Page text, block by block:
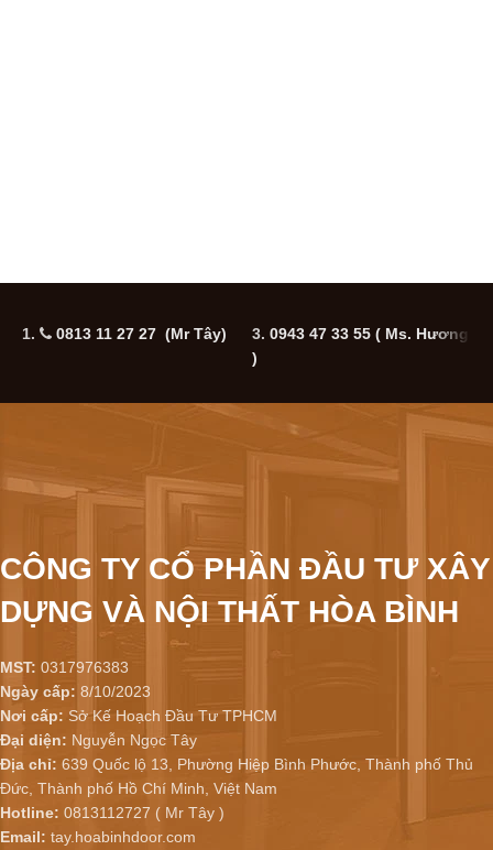
1. 0813 11 27 27 (Mr Tây) 3. 0943 47 33 55 ( Ms. Hương
)
CÔNG TY CỔ PHẦN ĐẦU TƯ XÂY
DỰNG VÀ NỘI THẤT HÒA BÌNH
MST: 0317976383
Ngày cấp: 8/10/2023
Nơi cấp: Sở Kế Hoạch Đầu Tư TPHCM
Đại diện: Nguyễn Ngọc Tây
Địa chỉ: 639 Quốc lộ 13, Phường Hiệp Bình Phước, Thành phố Thủ
Đức, Thành phố Hồ Chí Minh, Việt Nam
Hotline: 0813112727 ( Mr Tây )
Email: tay.hoabinhdoor.com